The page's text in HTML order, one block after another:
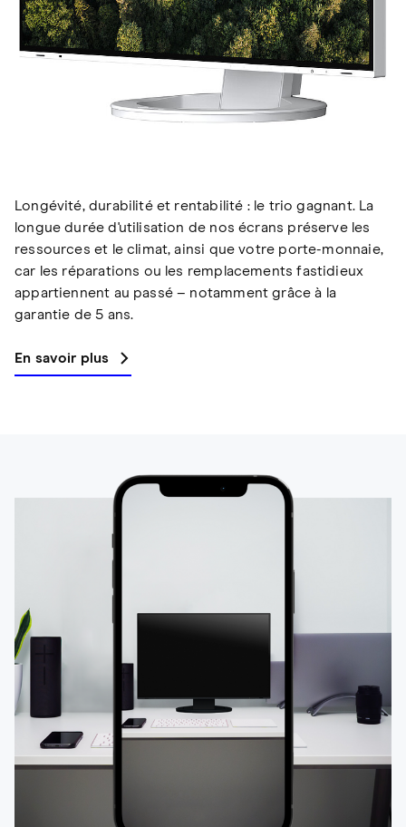
Longévité, durabilité et rentabilité : le trio gagnant. La
longue durée d'utilisation de nos écrans préserve les
ressources et le climat, ainsi que votre porte-monnaie,
car les réparations ou les remplacements fastidieux
appartiennent au passé – notamment grâce à la
garantie de 5 ans.
En savoir plus